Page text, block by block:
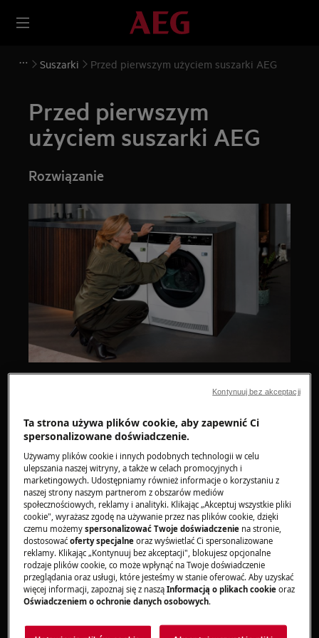
Suszarki Przed pierwszym użyciem suszarki AEG
Przed pierwszym
użyciem suszarki AEG
Rozwiązanie
Zanim po raz pierwszy użyjesz suszarki
bębnowej AEG, wykonaj kilka wstępnych
użytkowanie.
Przygotowanie do pierwszego użycia
Upewnij się, że bęben jest pusty
Wyczyść wnętrze suszarki bębnowej
wilgotną ściereczką
Włóż wilgotne pranie do bębna
Uruchom program trwający 1 godzinę
UWAGA:Na początku cyklu suszenia (pierwsze
Jest to spowodowane uruchamianiem się
Ta strona używa plików cookie, aby zapewnić Ci
spersonalizowane doświadczenie.
Używamy plików cookie i innych podobnych technologii w celu
ulepszania naszej witryny, a także w celach promocyjnych i
marketingowych. Udostępniamy również informacje o korzystaniu z
naszej strony naszym partnerom z obszarów mediów
społecznościowych, reklamy i analityki. Klikając „Akceptuj wszystkie pliki
cookie", wyrażasz zgodę na używanie przez nas plików cookie, dzięki
czemu możemyspersonalizować Twoje doświadczenie na stronie,
dostosowaćoferty specjalne oraz wyświetlać Ci spersonalizowane
reklamy. Klikając „Kontynuuj bez akceptacji", blokujesz opcjonalne
rodzaje plików cookie, co może wpłynąć na Twoje doświadczenie
przeglądania oraz usługi, które jesteśmy w stanie oferować. Aby uzyskać
więcej informacji, zapoznaj się z nasząInformacją o plikach cookie oraz
Oświadczeniem o ochronie danych osobowych.
Kontynuuj bez akceptacji